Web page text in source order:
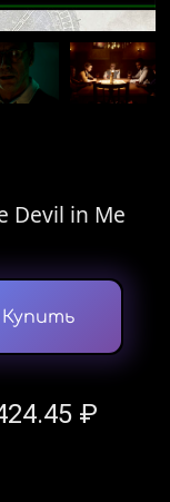
Devil in Me
Купить
₽